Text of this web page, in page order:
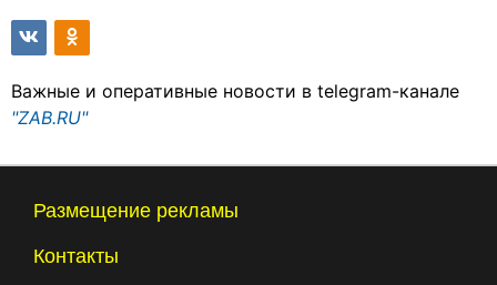
Важные и оперативные новости в telegram-канале
"ZAB.RU"
Размещение рекламы
Контакты